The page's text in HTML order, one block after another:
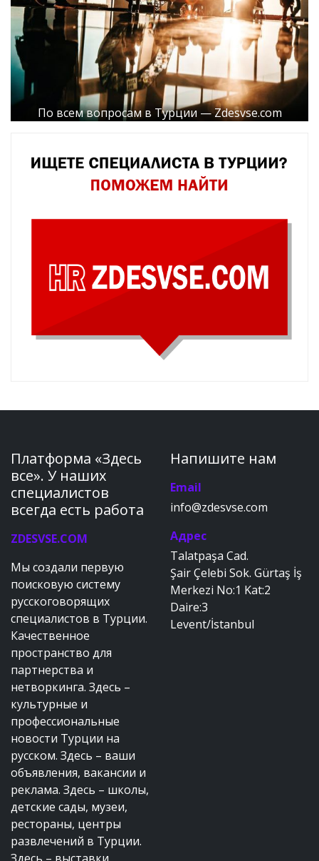
По всем вопросам в Турции — Zdesvse.com
Платформа «Здесь
все». У наших
специалистов
всегда есть работа
ZDESVSE.COM
Мы создали первую
поисковую систему
русскоговорящих
специалистов в Турции.
Качественное
пространство для
партнерства и
нетворкинга. Здесь –
культурные и
профессиональные
новости Турции на
русском. Здесь – ваши
объявления, вакансии и
реклама. Здесь – школы,
детские сады, музеи,
рестораны, центры
развлечений в Турции.
Напишите нам
Email
info@zdesvse.com
Адрес
Talatpaşa Cad.
Şair Çelebi Sok. Gürtaş İş
Merkezi No:1 Kat:2
Daire:3
Levent/İstanbul